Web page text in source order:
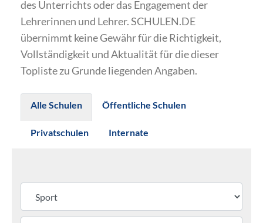
des Unterrichts oder das Engagement der
Lehrerinnen und Lehrer. SCHULEN.DE
übernimmt keine Gewähr für die Richtigkeit,
Vollständigkeit und Aktualität für die dieser
Topliste zu Grunde liegenden Angaben.
Alle Schulen Öffentliche Schulen
Privatschulen Internate